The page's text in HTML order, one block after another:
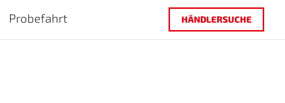
Probefahrt HÄNDLERSUCHE